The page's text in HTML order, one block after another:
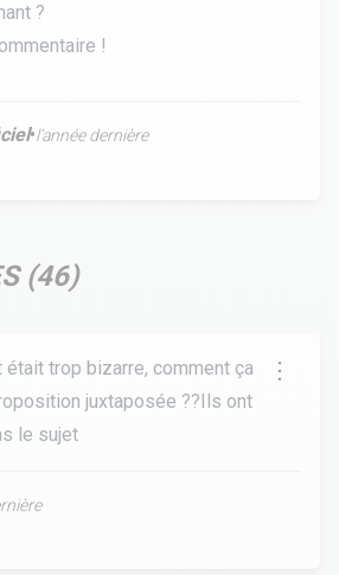
?
!
•l’année dernière
(46)
était trop bizarre, comment ça
juxtaposée ??Ils ont
le sujet